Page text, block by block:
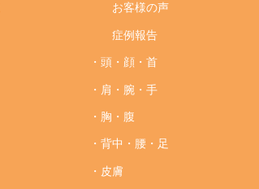
お客様の声
症例報告
・頭・顔・首
・肩・腕・手
・胸・腹
・背中・腰・足
・皮膚